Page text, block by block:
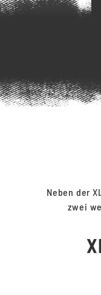
Neben der
zwei